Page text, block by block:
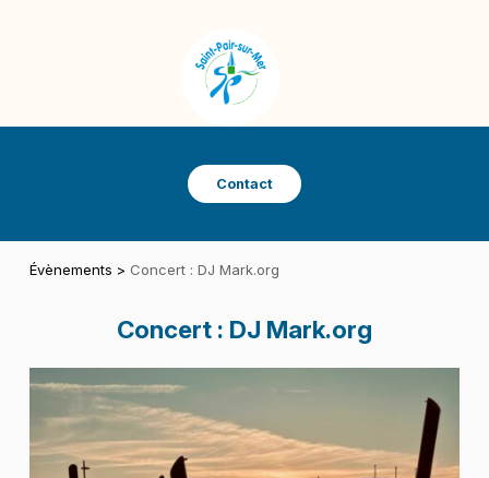
Contact
Évènements > Concert : DJ Mark.org
Concert : DJ Mark.org